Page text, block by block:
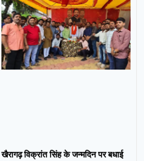
खैरागढ़ विक्रांत सिंह के जन्मदिन पर बधाई